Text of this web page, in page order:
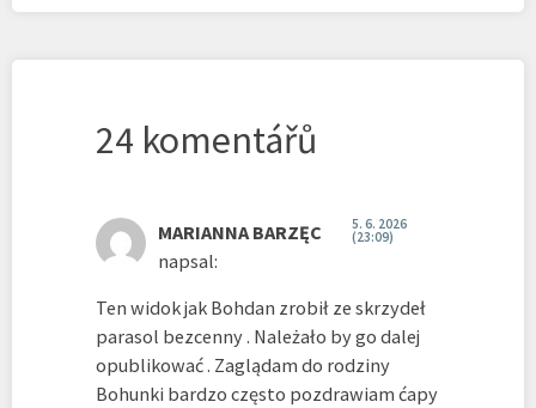
24 komentářů
MARIANNA BARZĘC
napsal:
5. 6. 2026
(23:09)
Ten widok jak Bohdan zrobił ze skrzydeł
parasol bezcenny . Należało by go dalej
opublikować . Zaglądam do rodziny
Bohunki bardzo często pozdrawiam ćapy